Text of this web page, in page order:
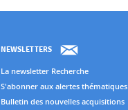
NEWSLETTERS
La newsletter Recherche
S'abonner aux alertes thématiques
Bulletin des nouvelles acquisitions